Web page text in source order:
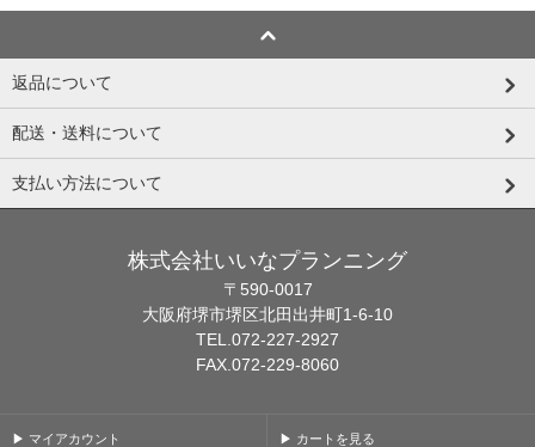
返品について
配送・送料について
支払い方法について
株式会社いいなプランニング
〒590-0017
大阪府堺市堺区北田出井町1-6-10
TEL.072-227-2927
FAX.072-229-8060
▶ マイアカウント ▶ カートを見る